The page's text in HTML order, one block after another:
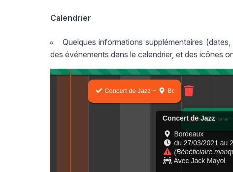
Calendrier
Quelques informations supplémentaires
des événements dans le calendrier, et des icônes